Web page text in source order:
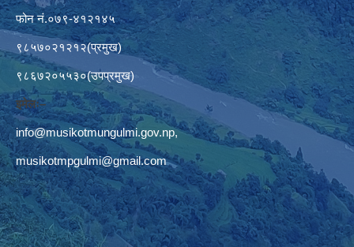
फोन नं.०७९-४१२१४५
९८५७०२१२१२(प्रमुख)
९८६७२०५५३०(उपप्रमुख)
इमेलः–
info@musikotmungulmi.gov.np,
musikotmpgulmi@gmail.com